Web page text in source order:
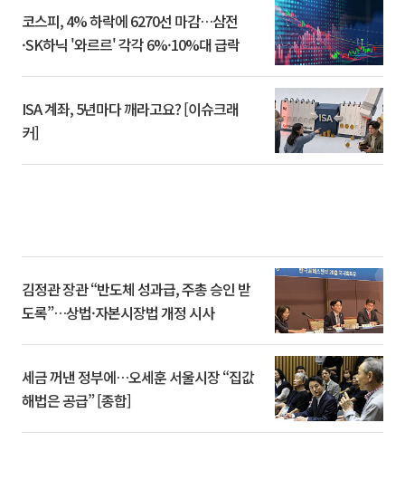
코스피, 4% 하락에 6270선 마감…삼전
·SK하닉 '와르르' 각각 6%·10%대 급락
ISA 계좌, 5년마다 깨라고요? [이슈크래
커]
김정관 장관 “반도체 성과급, 주총 승인 받
도록”…상법·자본시장법 개정 시사
세금 꺼낸 정부에…오세훈 서울시장 “집값
해법은 공급” [종합]